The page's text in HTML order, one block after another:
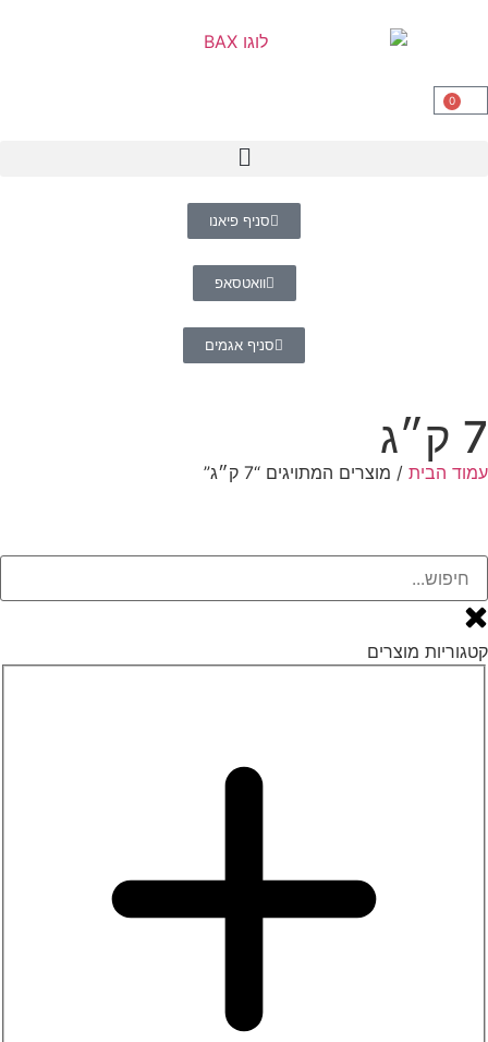
0
סניף פיאנו
וואטסאפ
סניף אגמים
הבית/ מוצרים המתויגים “7 ק״ג”
מוצרים